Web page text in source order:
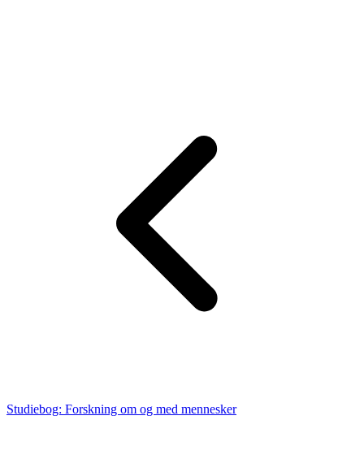
Studiebog: Forskning om og med mennesker